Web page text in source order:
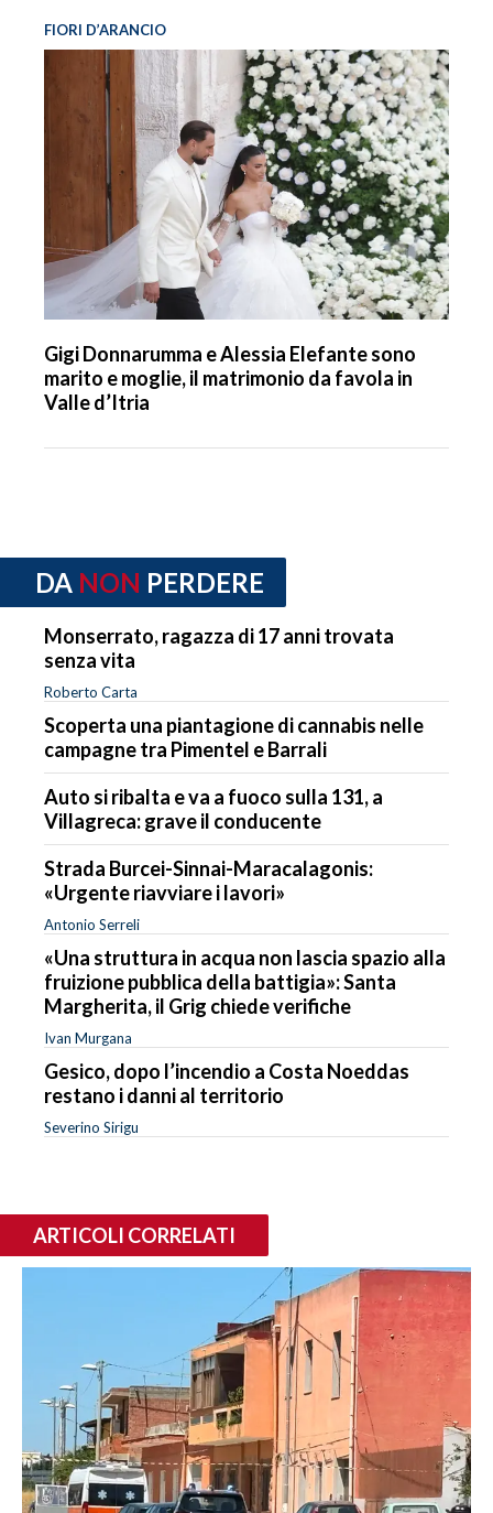
FIORI D’ARANCIO
Gigi Donnarumma e Alessia Elefante sono
marito e moglie, il matrimonio da favola in
Valle d’Itria
DA NON PERDERE
Monserrato, ragazza di 17 anni trovata
senza vita
Roberto Carta
Scoperta una piantagione di cannabis nelle
campagne tra Pimentel e Barrali
Auto si ribalta e va a fuoco sulla 131, a
Villagreca: grave il conducente
Strada Burcei-Sinnai-Maracalagonis:
«Urgente riavviare i lavori»
Antonio Serreli
«Una struttura in acqua non lascia spazio alla
fruizione pubblica della battigia»: Santa
Margherita, il Grig chiede verifiche
Ivan Murgana
Gesico, dopo l’incendio a Costa Noeddas
restano i danni al territorio
Severino Sirigu
ARTICOLI CORRELATI